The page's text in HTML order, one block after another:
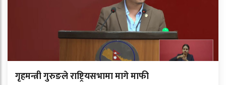
गृहमन्त्री गुरुङले राष्ट्रियसभामा मागे माफी